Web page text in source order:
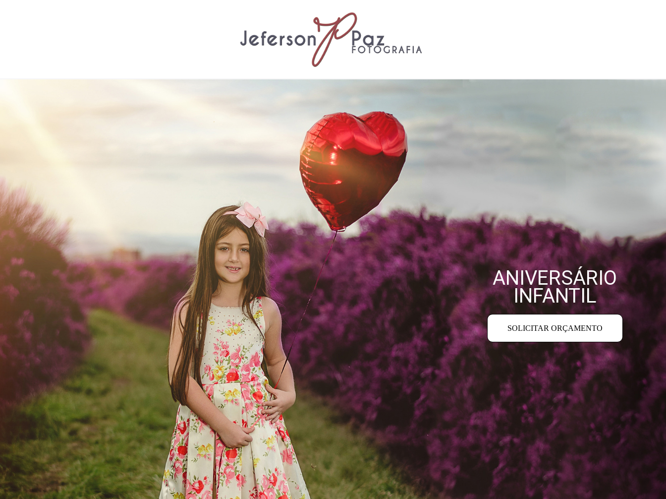
ANIVERSÁRIO
INFANTIL
SOLICITAR ORÇAMENTO